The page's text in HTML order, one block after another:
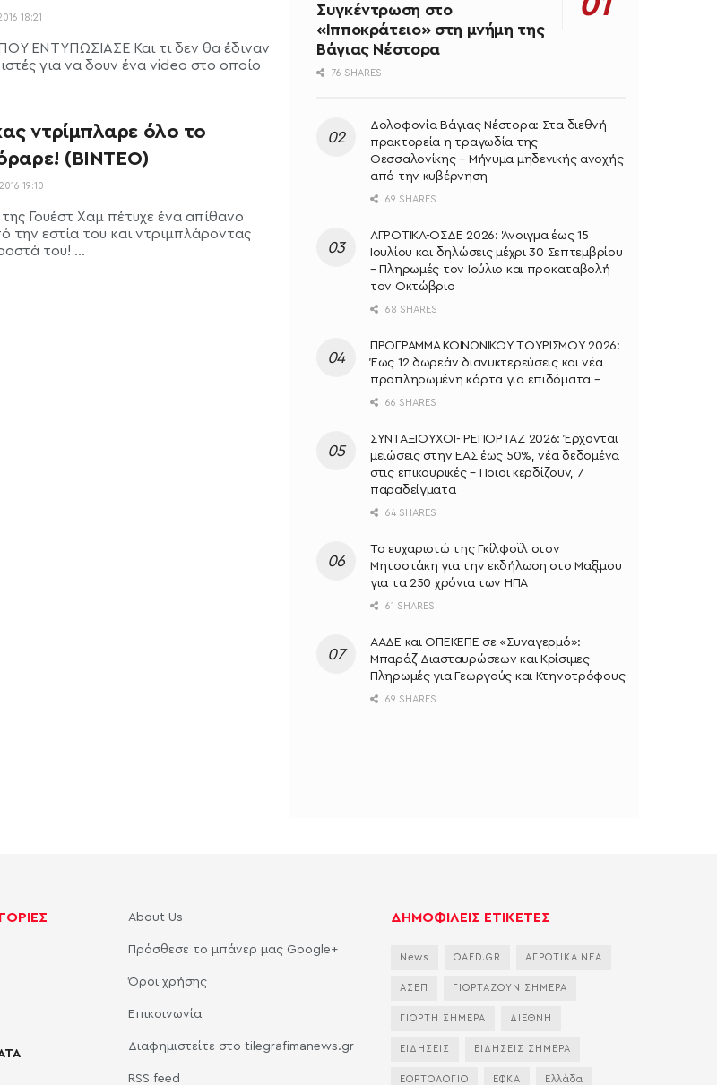
18:21
ΕΝΤΥΠΩΣΙΑΣΕ Και τι δεν θα έδιναν
για να δουν ένα video στο οποίο
ντρίμπλαρε όλο το
(ΒΙΝΤΕΟ)
19:10
Γουέστ Χαμ πέτυχε ένα απίθανο
την εστία του και ντριμπλάροντας
του! ...
Συγκέντρωση στο
«Ιπποκράτειο» στη μνήμη της
Βάγιας Νέστορα
76 SHARES
Δολοφονία Βάγιας Νέστορα: Στα διεθνή
πρακτορεία η τραγωδία της
Θεσσαλονίκης – Μήνυμα μηδενικής ανοχής
από την κυβέρνηση
69 SHARES
ΑΓΡΟΤΙΚΑ-ΟΣΔΕ 2026: Άνοιγμα έως 15
Ιουλίου και δηλώσεις μέχρι 30 Σεπτεμβρίου
– Πληρωμές τον Ιούλιο και προκαταβολή
τον Οκτώβριο
68 SHARES
ΠΡΟΓΡΑΜΜΑ ΚΟΙΝΩΝΙΚΟΥ ΤΟΥΡΙΣΜΟΥ 2026:
Έως 12 δωρεάν διανυκτερεύσεις και νέα
προπληρωμένη κάρτα για επιδόματα –
66 SHARES
ΣΥΝΤΑΞΙΟΥΧΟΙ- ΡΕΠΟΡΤΑΖ 2026: Έρχονται
μειώσεις στην ΕΑΣ έως 50%, νέα δεδομένα
στις επικουρικές – Ποιοι κερδίζουν, 7
παραδείγματα
64 SHARES
Το ευχαριστώ της Γκίλφοϊλ στον
Μητσοτάκη για την εκδήλωση στο Μαξίμου
για τα 250 χρόνια των ΗΠΑ
61 SHARES
ΑΑΔΕ και ΟΠΕΚΕΠΕ σε «Συναγερμό»:
Μπαράζ Διασταυρώσεων και Κρίσιμες
Πληρωμές για Γεωργούς και Κτηνοτρόφους
69 SHARES
About Us
Πρόσθεσε το μπάνερ μας Google+
Όροι χρήσης
Επικοινωνία
Διαφημιστείτε στο tilegrafimanews.gr
RSS feed
ΔΗΜΟΦΙΛΕΙΣ ΕΤΙΚΕΤΕΣ
News OAED.GR ΑΓΡΟΤΙΚΑ ΝΕΑ
ΑΣΕΠ ΓΙΟΡΤΑΖΟΥΝ ΣΗΜΕΡΑ
ΓΙΟΡΤΗ ΣΗΜΕΡΑ ΔΙΕΘΝΗ
ΕΙΔΗΣΕΙΣ ΕΙΔΗΣΕΙΣ ΣΗΜΕΡΑ
ΕΟΡΤΟΛΟΓΙΟ ΕΦΚΑ Ελλάδα